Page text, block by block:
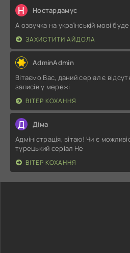
Н Ностардамус
А озвучка на українській мові
ЗАХИСТИТИ АЙДОЛА
AdminAdmin
Вітаємо Вас, даний серіал є
записів у мережі
ВІТЕР КОХАННЯ
Д Діма
Адміністрація, вітаю! Чи є
турецький серіал Не
ВІТЕР КОХАННЯ